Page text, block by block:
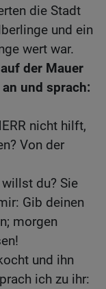
die Stadt
und ein
wert war.
der Mauer
und sprach:
nicht hilft,
Von der
du? Sie
Gib deinen
morgen
und ihn
ich zu ihr: